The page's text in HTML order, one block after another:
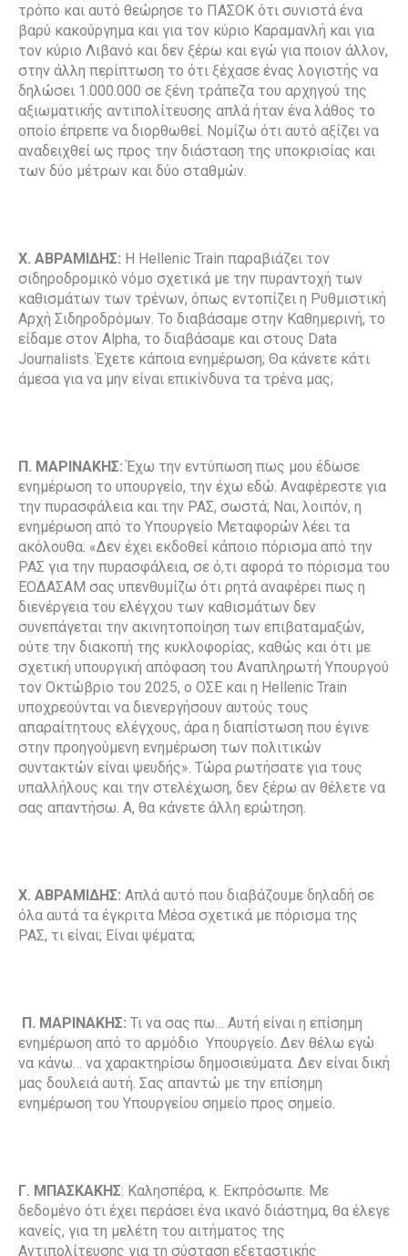
τρόπο και αυτό θεώρησε το ΠΑΣΟΚ ότι συνιστά ένα
βαρύ κακούργημα και για τον κύριο Καραμανλή και για
τον κύριο Λιβανό και δεν ξέρω και εγώ για ποιον άλλον,
στην άλλη περίπτωση το ότι ξέχασε ένας λογιστής να
δηλώσει 1.000.000 σε ξένη τράπεζα του αρχηγού της
αξιωματικής αντιπολίτευσης απλά ήταν ένα λάθος το
οποίο έπρεπε να διορθωθεί. Νομίζω ότι αυτό αξίζει να
αναδειχθεί ως προς την διάσταση της υποκρισίας και
των δύο μέτρων και δύο σταθμών.
Χ. ΑΒΡΑΜΙΔΗΣ: Η Hellenic Train παραβιάζει τον
σιδηροδρομικό νόμο σχετικά με την πυραντοχή των
καθισμάτων των τρένων, όπως εντοπίζει η Ρυθμιστική
Αρχή Σιδηροδρόμων. Το διαβάσαμε στην Καθημερινή, το
είδαμε στον Alpha, το διαβάσαμε και στους Data
Journalists. Έχετε κάποια ενημέρωση; Θα κάνετε κάτι
άμεσα για να μην είναι επικίνδυνα τα τρένα μας;
Π. ΜΑΡΙΝΑΚΗΣ:Έχω την εντύπωση πως μου έδωσε
ενημέρωση το υπουργείο, την έχω εδώ. Αναφέρεστε για
την πυρασφάλεια και την ΡΑΣ, σωστά; Ναι, λοιπόν, η
ενημέρωση από το Υπουργείο Μεταφορών λέει τα
ακόλουθα: «Δεν έχει εκδοθεί κάποιο πόρισμα από την
ΡΑΣ για την πυρασφάλεια, σε ό,τι αφορά το πόρισμα του
ΕΟΔΑΣΑΜ σας υπενθυμίζω ότι ρητά αναφέρει πως η
διενέργεια του ελέγχου των καθισμάτων δεν
συνεπάγεται την ακινητοποίηση των επιβαταμαξών,
ούτε την διακοπή της κυκλοφορίας, καθώς και ότι με
σχετική υπουργική απόφαση του Αναπληρωτή Υπουργού
τον Οκτώβριο του 2025, ο ΟΣΕ και η Hellenic Train
υποχρεούνται να διενεργήσουν αυτούς τους
απαραίτητους ελέγχους, άρα η διαπίστωση που έγινε
στην προηγούμενη ενημέρωση των πολιτικών
συντακτών είναι ψευδής». Τώρα ρωτήσατε για τους
υπαλλήλους και την στελέχωση, δεν ξέρω αν θέλετε να
σας απαντήσω. Α, θα κάνετε άλλη ερώτηση.
Χ. ΑΒΡΑΜΙΔΗΣ: Απλά αυτό που διαβάζουμε δηλαδή σε
όλα αυτά τα έγκριτα Μέσα σχετικά με πόρισμα της
ΡΑΣ, τι είναι; Είναι ψέματα;
Π. ΜΑΡΙΝΑΚΗΣ: Τι να σας πω… Αυτή είναι η επίσημη
ενημέρωση από το αρμόδιο Υπουργείο. Δεν θέλω εγώ
να κάνω… να χαρακτηρίσω δημοσιεύματα. Δεν είναι δική
μας δουλειά αυτή. Σας απαντώ με την επίσημη
ενημέρωση του Υπουργείου σημείο προς σημείο.
Γ. ΜΠΑΣΚΑΚΗΣ: Καλησπέρα, κ. Εκπρόσωπε. Με
δεδομένο ότι έχει περάσει ένα ικανό διάστημα, θα έλεγε
κανείς, για τη μελέτη του αιτήματος της
Αντιπολίτευσης για τη σύσταση εξεταστικής